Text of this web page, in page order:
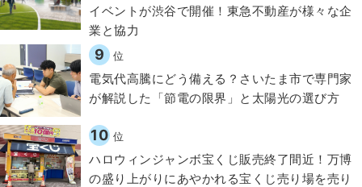
イベントが渋谷で開催！東急不動産が様々な企
業と協力
9 位
電気代高騰にどう備える？さいたま市で専門家
が解説した「節電の限界」と太陽光の選び方
10 位
ハロウィンジャンボ宝くじ販売終了間近！万博
の盛り上がりにあやかれる宝くじ売り場を売り